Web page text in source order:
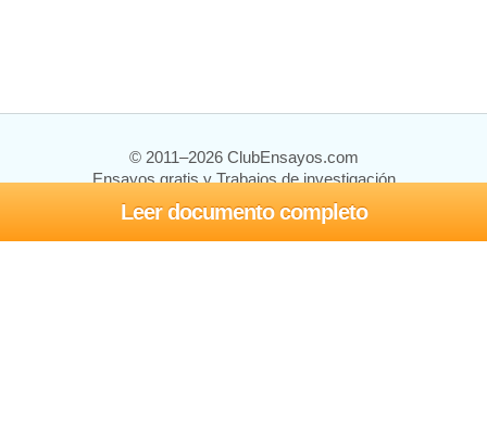
Leer documento completo
© 2011–2026 ClubEnsayos.com
Ensayos gratis y Trabajos de investigación